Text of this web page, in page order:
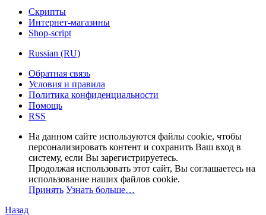
Скрипты
Интернет-магазины
Shop-script
Russian (RU)
Обратная связь
Условия и правила
Политика конфиденциальности
Помощь
RSS
На данном сайте используются файлы cookie, чтобы
персонализировать контент и сохранить Ваш вход в
систему, если Вы зарегистрируетесь.
Продолжая использовать этот сайт, Вы соглашаетесь на
использование наших файлов cookie.
Принять Узнать больше…
Назад